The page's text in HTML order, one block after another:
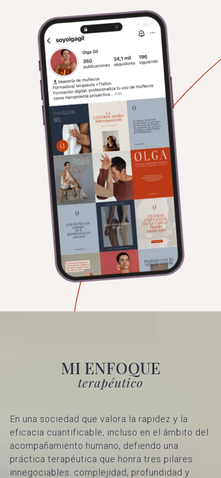
MI ENFOQUE
terapéutico
En una sociedad que valora la rapidez y la
eficacia cuantificable, incluso en el ámbito del
acompañamiento humano, defiendo una
práctica terapéutica que honra tres pilares
innegociables: complejidad, profundidad y